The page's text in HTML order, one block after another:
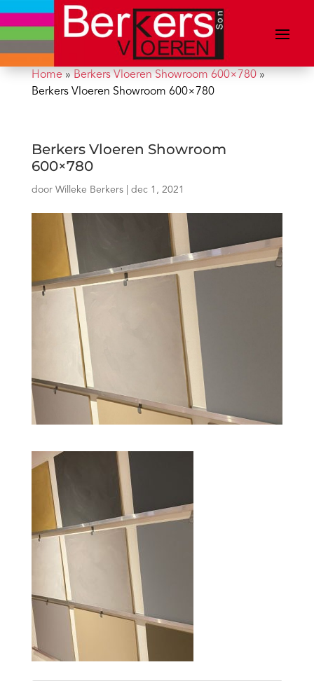
Home» Berkers Vloeren Showroom 600×780»
Berkers Vloeren Showroom 600×780
Berkers Vloeren Showroom
600×780
door Willeke Berkers| dec 1, 2021